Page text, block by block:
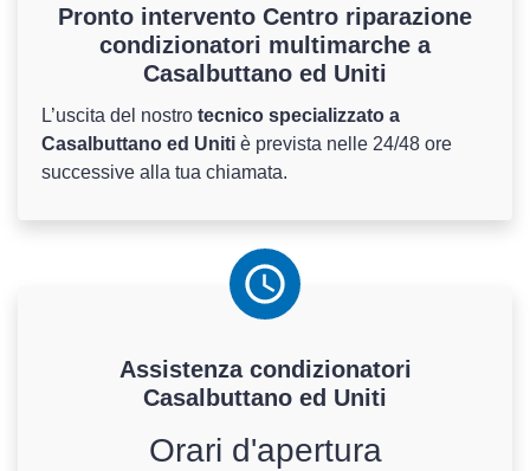
Pronto intervento Centro riparazione
condizionatori multimarche a
Casalbuttano ed Uniti
L’uscita del nostro tecnico specializzato a
Casalbuttano ed Uniti è prevista nelle 24/48 ore
successive alla tua chiamata.
Assistenza condizionatori
Casalbuttano ed Uniti
Orari d'apertura